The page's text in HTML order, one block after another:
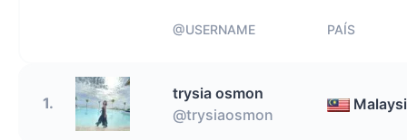
@USERNAME PAÍS
1.
trysia osmon
@trysiaosmon